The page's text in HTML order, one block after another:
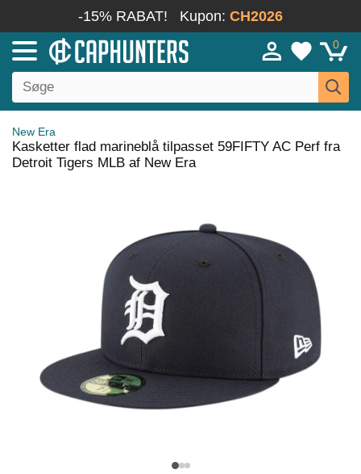
-15% RABAT! Kupon: CH2026
0
New Era
Kasketter flad marineblå tilpasset 59FIFTY AC Perf fra
Detroit Tigers MLB af New Era